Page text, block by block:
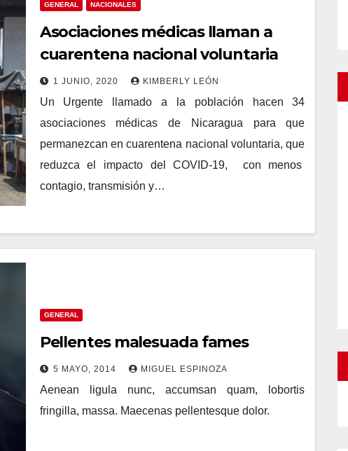
GENERAL NACIONALES
Asociaciones médicas llaman a
cuarentena nacional voluntaria
1 JUNIO, 2020 KIMBERLY LEÓN
Un Urgente llamado a la población hacen 34
asociaciones médicas de Nicaragua para que
permanezcan en cuarentena nacional voluntaria, que
reduzca el impacto del COVID-19, con menos
contagio, transmisión y…
GENERAL
Pellentes malesuada fames
5 MAYO, 2014 MIGUEL ESPINOZA
Aenean ligula nunc, accumsan quam, lobortis
fringilla, massa. Maecenas pellentesque dolor.